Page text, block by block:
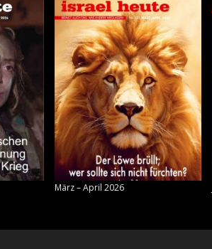
März – April 2026